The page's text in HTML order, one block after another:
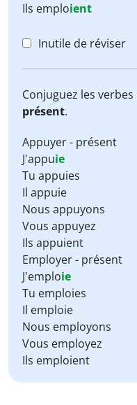
Ils emploient
Inutile de réviser
Conjuguez les verbes
présent.
Appuyer - présent
J'appuie
Tu appuies
Il appuie
Nous appuyons
Vous appuyez
Ils appuient
Employer - présent
J'emploie
Tu emploies
Il emploie
Nous employons
Vous employez
Ils emploient